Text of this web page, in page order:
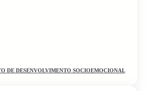
DE DESENVOLVIMENTO SOCIOEMOCIONAL